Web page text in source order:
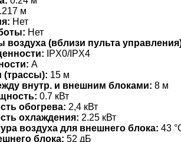
м
Нет
Нет
воздуха (вблизи пульта
IPX0/IPX4
A
(трассы): 15 м
внутр. и внешним блоками: 8 м
0.7 кВт
обогрева: 2,4 кВт
охлаждения: 2.25 кВт
воздуха для внешнего блока: 43
блока: 52 дБ